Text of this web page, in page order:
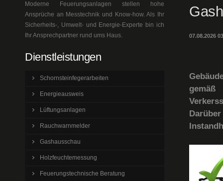
07.08.2026
Moderne Feuerungsanlagen stellen hohe
Ansprüche an Messtechnik und Know-how. Als Ihr
Sicherheits-, Umwelt- und Energie-Experte bin ich
Ihr Ansprechpartner rund ums Haus.
Dienstleistungen
Schornsteinfegerarbeiten
Energieausweis
Lüftungsanlagen
Rauchwarnmelder
Gashausschau
Holzfeuchtemessung
Feuerungstechnische Beratung